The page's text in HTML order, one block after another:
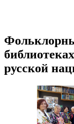
русской